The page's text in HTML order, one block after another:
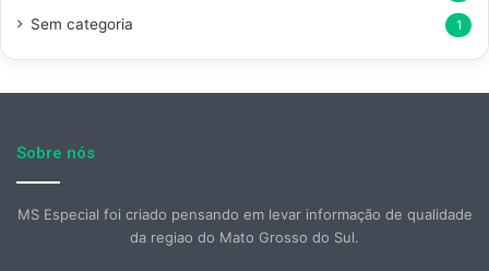
Sem categoria 1
Sobre nós
MS Especial foi criado pensando em levar informação de qualidade
da regiao do Mato Grosso do Sul.